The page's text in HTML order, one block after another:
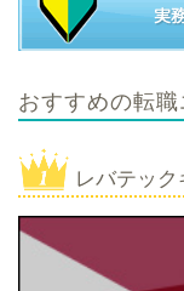
おすすめの転職
レバテック